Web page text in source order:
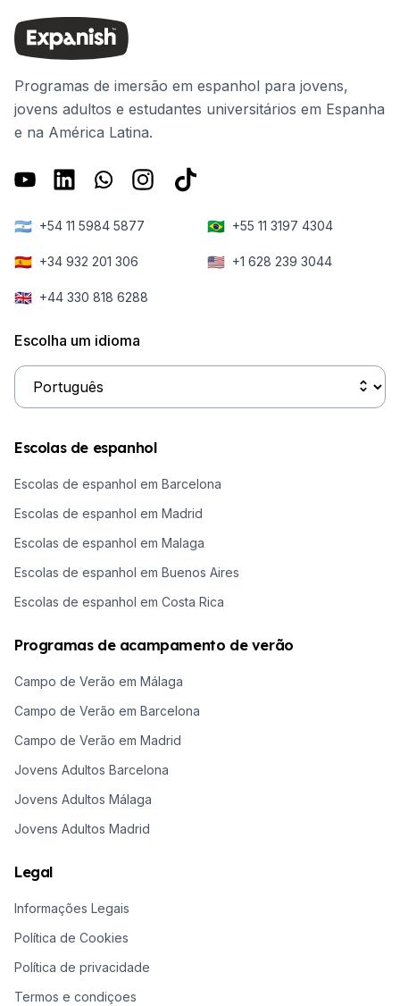
Programas de imersão em espanhol para jovens,
jovens adultos e estudantes universitários em Espanha
e na América Latina.
🇦🇷 +54 11 5984 5877 🇧🇷 +55 11 3197 4304
🇪🇸 +34 932 201 306 🇺🇸 +1 628 239 3044
🇬🇧 +44 330 818 6288
Escolha um idioma
Escolas de espanhol
Escolas de espanhol em Barcelona
Escolas de espanhol em Madrid
Escolas de espanhol em Malaga
Escolas de espanhol em Buenos Aires
Escolas de espanhol em Costa Rica
Programas de acampamento de verão
Campo de Verão em Málaga
Campo de Verão em Barcelona
Campo de Verão em Madrid
Jovens Adultos Barcelona
Jovens Adultos Málaga
Jovens Adultos Madrid
Legal
Informações Legais
Política de Cookies
Política de privacidade
Termos e condiçoes